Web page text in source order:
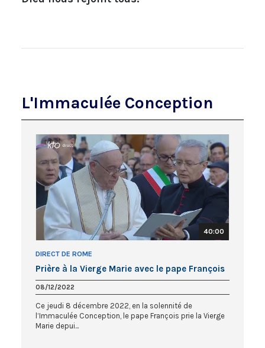
L'Immaculée Conception
40:00
DIRECT DE ROME
Prière à la Vierge Marie avec le pape François
08/12/2022
Ce jeudi 8 décembre 2022, en la solennité de
l’Immaculée Conception, le pape François prie la Vierge
Marie depui...